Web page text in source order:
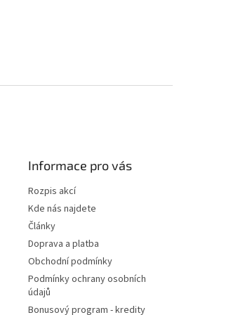
Informace pro vás
Rozpis akcí
Kde nás najdete
Články
Doprava a platba
Obchodní podmínky
Podmínky ochrany osobních
údajů
Bonusový program - kredity